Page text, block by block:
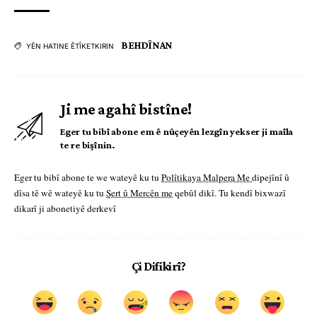
YÊN HATINE ÊTÎKETKIRIN BEHDÎNAN
Ji me agahî bistîne!
Eger tu bibî abone em ê nûçeyên lezgîn yekser ji maîla
te re bişînin.
Eger tu bibî abone te we wateyê ku tu Polîtikaya Malpera Medipejînî û
dîsa tê wê wateyê ku tu Şert û Mercên meqebûl dikî. Tu kendî bixwazî
dikarî ji abonetiyê derkevî
Çi Difikirî?